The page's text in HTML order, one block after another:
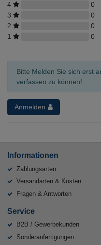
4
0
3
0
2
0
1
0
Bitte Melden Sie sich erst
verfassen zu können!
Anmelden
Informationen
Zahlungsarten
Versandarten & Kosten
Fragen & Antworten
Service
B2B / Gewerbekunden
Sonderanfertigungen